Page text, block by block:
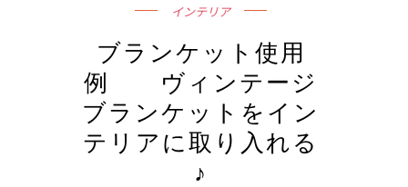
インテリア
ブランケット使用
例 ヴィンテージ
ブランケットをイン
テリアに取り入れる
♪